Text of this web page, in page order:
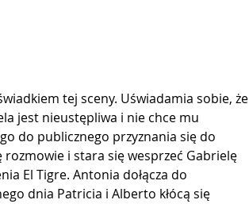
tej sceny. Uświadamia sobie, że
jest nieustępliwa i nie chce mu
do publicznego przyznania się do
i stara się wesprzeć Gabrielę
El Tigre. Antonia dołącza do
dnia Patricia i Alberto kłócą się